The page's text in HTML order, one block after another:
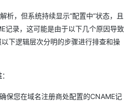
析，但系统持续显示“配置中”状态，且
记录，这可能是由于以下几个原因导致
下逻辑层次分明的步骤进行排查和操
：
保您在域名注册商处配置的CNAME记